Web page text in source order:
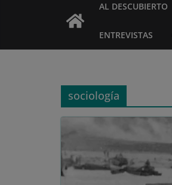
AL DESCUBIERTO
ENTREVISTAS
sociología